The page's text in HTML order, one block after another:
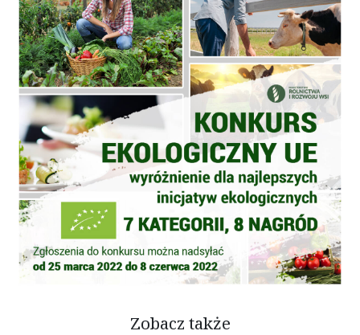
Zobacz także